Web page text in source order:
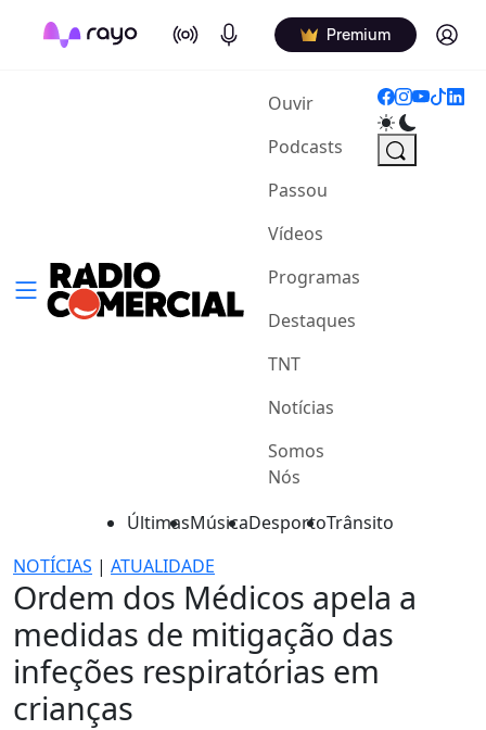
On Air Podcasts Premium Log in
Ouvir(current)
Podcasts
Passou
Vídeos
Programas
Destaques
TNT
Notícias
Somos
Nós
ÚltimasMúsicaDesportoTrânsito
NOTÍCIAS | ATUALIDADE
Ordem dos Médicos apela a
medidas de mitigação das
infeções respiratórias em
crianças